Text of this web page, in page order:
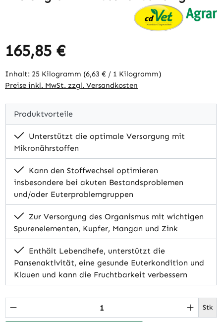
Regulärer Preis:
165,85 €
Inhalt: 25 Kilogramm (6,63 € / 1 Kilogramm)
Preise inkl. MwSt. zzgl. Versandkosten
Produktvorteile
Unterstützt die optimale Versorgung mit
Mikronährstoffen
Kann den Stoffwechsel optimieren
insbesondere bei akuten Bestandsproblemen
und/oder Euterproblemgruppen
Zur Versorgung des Organismus mit wichtigen
Spurenelementen, Kupfer, Mangan und Zink
Enthält Lebendhefe, unterstützt die
Pansenaktivität, eine gesunde Euterkondition und
Klauen und kann die Fruchtbarkeit verbessern
Produkt Anzahl: Gib den gewünschten Stk